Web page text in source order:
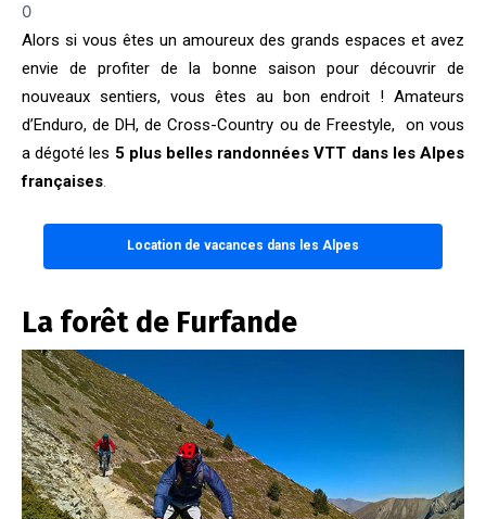
0
Alors si vous êtes un amoureux des grands espaces et avez
envie de profiter de la bonne saison pour découvrir de
nouveaux sentiers, vous êtes au bon endroit ! Amateurs
d’Enduro, de DH, de Cross-Country ou de Freestyle, on vous
a dégoté les 5 plus belles randonnées VTT dans les Alpes
françaises.
Location de vacances dans les Alpes
La forêt de Furfande